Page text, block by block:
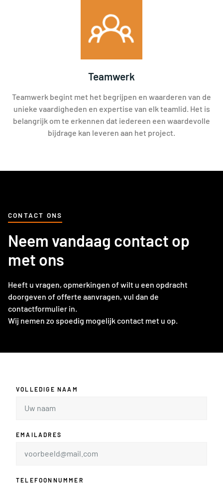
Teamwerk
Teamwerk begint met het begrijpen en waarderen van de
unieke vaardigheden en expertise van elk teamlid. Het is
belangrijk om te erkennen dat iedereen een waardevolle
bijdrage kan leveren aan het project.
VOLLEDIGE NAAM
EMAILADRES
TELEFOONNUMMER
CONTACT ONS
Neem vandaag contact op
met ons
Heeft u vragen, opmerkingen of wilt u een opdracht
doorgeven of offerte aanvragen, vul dan de
contactformulier in.
Wij nemen zo spoedig mogelijk contact met u op.